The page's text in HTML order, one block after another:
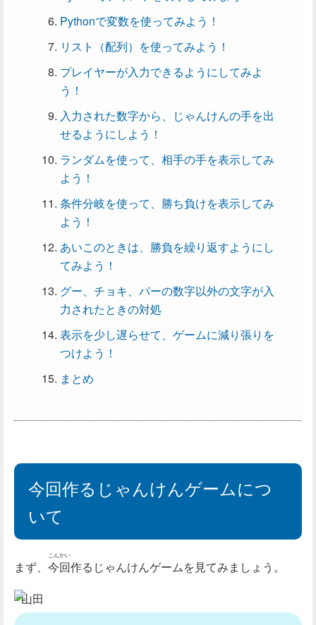
Pythonで変数を使ってみよう！
リスト（配列）を使ってみよう！
プレイヤーが入力できるようにしてみよ
う！
入力された数字から、じゃんけんの手を出
せるようにしよう！
ランダムを使って、相手の手を表示してみ
よう！
条件分岐を使って、勝ち負けを表示してみ
よう！
あいこのときは、勝負を繰り返すようにし
てみよう！
グー、チョキ、パーの数字以外の文字が入
力されたときの対処
表示を少し遅らせて、ゲームに減り張りを
つけよう！
まとめ
今回作るじゃんけんゲームにつ
いて
まず、 今回
こんかい
作るじゃんけんゲームを見てみましょう。
山田